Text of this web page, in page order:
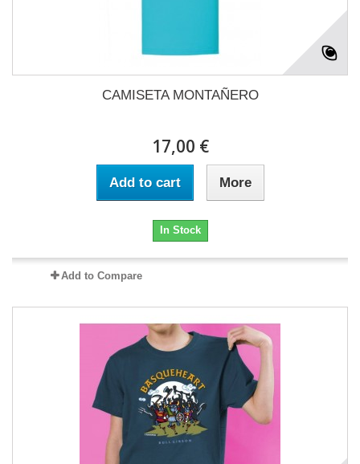
CAMISETA MONTAÑERO
17,00 €
Add to cart More
In Stock
Add to Compare